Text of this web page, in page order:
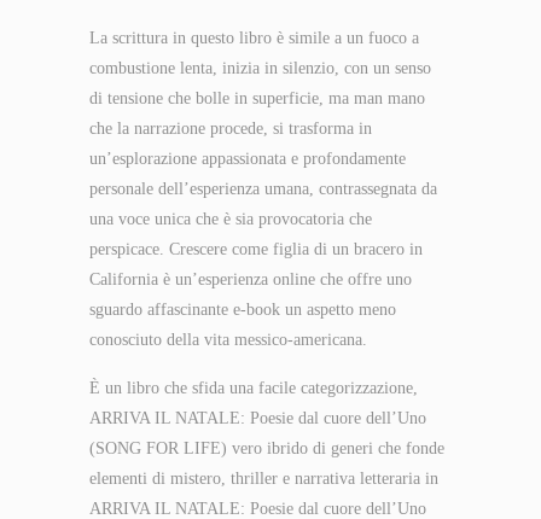
La scrittura in questo libro è simile a un fuoco a
combustione lenta, inizia in silenzio, con un senso
di tensione che bolle in superficie, ma man mano
che la narrazione procede, si trasforma in
un’esplorazione appassionata e profondamente
personale dell’esperienza umana, contrassegnata da
una voce unica che è sia provocatoria che
perspicace. Crescere come figlia di un bracero in
California è un’esperienza online che offre uno
sguardo affascinante e-book un aspetto meno
conosciuto della vita messico-americana.
È un libro che sfida una facile categorizzazione,
ARRIVA IL NATALE: Poesie dal cuore dell’Uno
(SONG FOR LIFE) vero ibrido di generi che fonde
elementi di mistero, thriller e narrativa letteraria in
ARRIVA IL NATALE: Poesie dal cuore dell’Uno